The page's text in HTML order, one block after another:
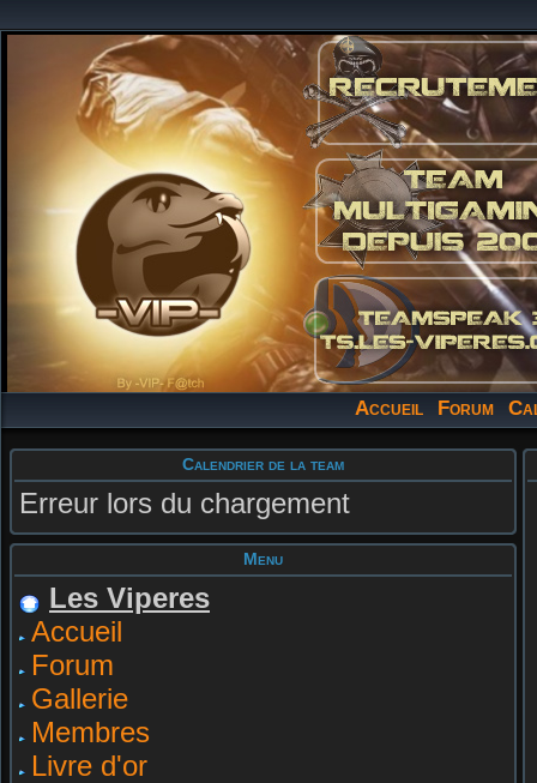
Accueil Forum
Calendrier de la team
Erreur lors du chargement
Menu
Les Viperes
Accueil
Forum
Gallerie
Membres
Livre d'or